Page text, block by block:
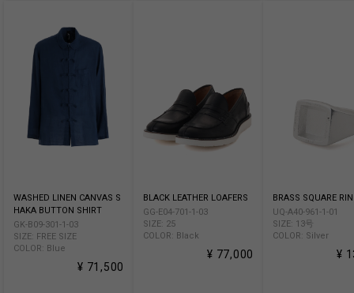
WASHED LINEN CANVAS S
HAKA BUTTON SHIRT
GK-B09-301-1-03
SIZE: FREE SIZE
COLOR: Blue
¥ 71,500
BLACK LEATHER LOAFERS
GG-E04-701-1-03
SIZE: 25
COLOR: Black
¥ 77,000
BRASS SQUARE
UQ-A40-961-1-01
SIZE: 13号
COLOR: Silver
¥